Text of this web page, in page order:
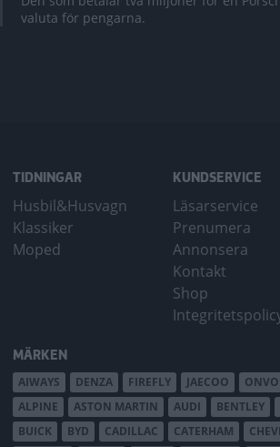
valuta för pengarna.
TIDNINGAR
Husbil&Husvagn
Klassiker
Moped
KUNDSERVICE
Läsarservice
Prenumera
Annonsera
Kontakt
Shop
MÄRKEN
AIWAYS DENZA FIREFLY JAECOO ONVO
ALPINE
ASTON MARTIN AUDI BENTLEY
BUICK
BYD CADILLAC CATERHAM